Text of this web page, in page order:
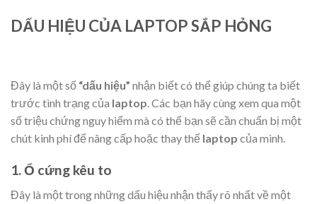
DẤU HIỆU CỦA LAPTOP SẮP HỎNG
Đây là một số “dấu hiệu” nhận biết có thể giúp chúng ta biết
trước tình trạng của laptop. Các bạn hãy cùng xem qua một
số triệu chứng nguy hiểm mà có thể bạn sẽ cần chuẩn bị một
chút kinh phí để nâng cấp hoặc thay thế laptop của mình.
1. Ổ cứng kêu to
Đây là một trong những dấu hiệu nhận thấy rõ nhất về một